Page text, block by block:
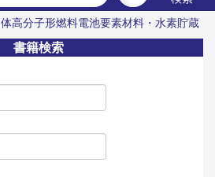
体高分子形燃料電池要素材料・水素貯蔵
とプラズマと粒子ビーム
明治・大
食べる 街に拓く大学
プルースト
書籍検索